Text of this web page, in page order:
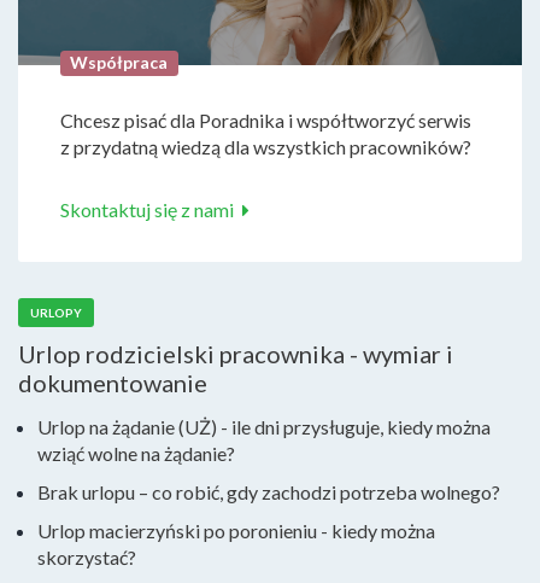
Współpraca
Chcesz pisać dla Poradnika i współtworzyć serwis
z przydatną wiedzą dla wszystkich pracowników?
Skontaktuj się z nami
URLOPY
Urlop rodzicielski pracownika - wymiar i
dokumentowanie
Urlop na żądanie (UŻ) - ile dni przysługuje, kiedy można
wziąć wolne na żądanie?
Brak urlopu – co robić, gdy zachodzi potrzeba wolnego?
Urlop macierzyński po poronieniu - kiedy można
skorzystać?